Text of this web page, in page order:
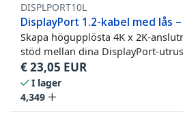
DISPLPORT10L
DisplayPort 1.2-kabel med lås
Skapa högupplösta 4K x 2K-
stöd mellan dina DisplayPort-
€23,05 EUR
I lager
4,349